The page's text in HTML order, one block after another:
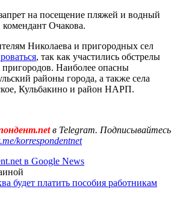
на посещение пляжей и водный
Очакова.
Николаева и пригородных сел
, так как участились обстрелы
пригородов. Наиболее опасны
районы города, а также села
Кульбакино и район НАРП.
в Telegram. Подписывайтесь
korrespondentnet
в Google News
будет платить пособия работникам